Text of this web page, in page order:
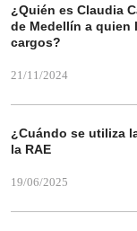
¿Quién es Claudia
de Medellín a quien
cargos?
21/11/2024
¿Cuándo se utiliza
la RAE
19/06/2025